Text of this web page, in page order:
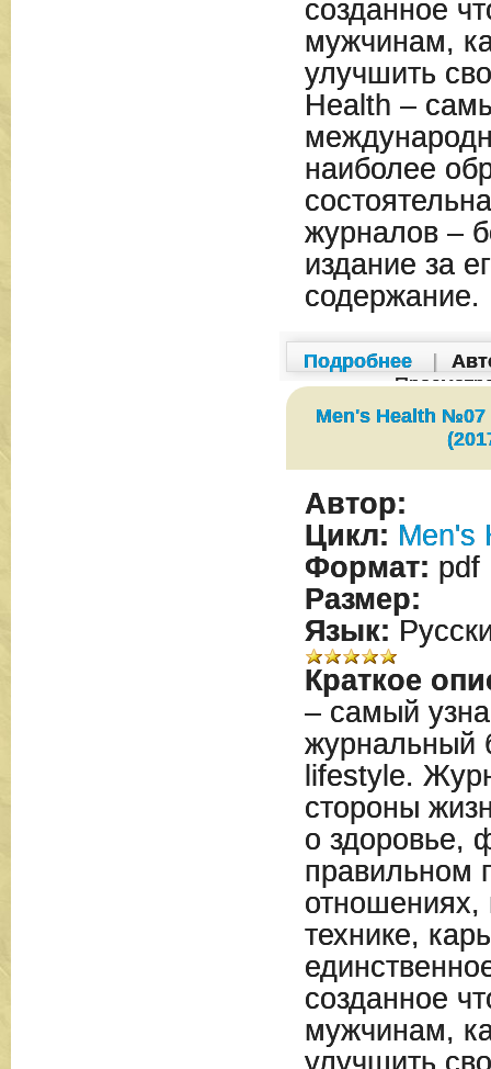
созданное
мужчинам,
улучшить
Health –
наиболее
журналов –
издание за
содержание.
Подробнее
Men's Health
Автор:
Цикл: Men's
Формат: pdf
Размер:
Язык:
Краткое
– самый
журнальный
lifestyle.
стороны
о здоровье,
правильном
отношениях,
технике,
созданное
мужчинам,
улучшить